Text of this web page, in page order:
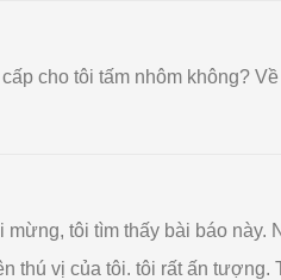
cho tôi tấm nhôm không?
mừng, tôi tìm thấy bài báo
thú vị của tôi. tôi rất ấn